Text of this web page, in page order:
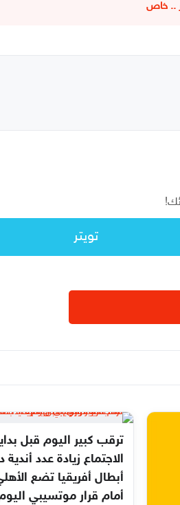
.. خاص
تويتر
ترقب كبير اليوم قبل
الاجتماع زيادة عدد أندية
أبطال أفريقيا تضع
أمام قرار موتسيبي